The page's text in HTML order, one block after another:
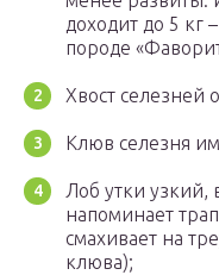
доходит до 5 кг
породе
Хвост селезней
Клюв селезня
Лоб утки узкий,
напоминает
смахивает на
клюва);